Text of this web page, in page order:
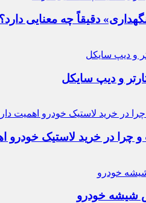
دقیقاً چه معنایی دارد؟
و دیپ سایکل
در خرید لاستیک خودرو
شیشه خودرو